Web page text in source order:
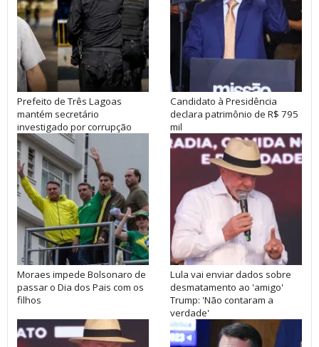
Prefeito de Três Lagoas
mantém secretário
investigado por corrupção
Candidato à Presidência
declara patrimônio de R$ 795
mil
Moraes impede Bolsonaro de
passar o Dia dos Pais com os
filhos
Lula vai enviar dados sobre
desmatamento ao 'amigo'
Trump: 'Não contaram a
verdade'